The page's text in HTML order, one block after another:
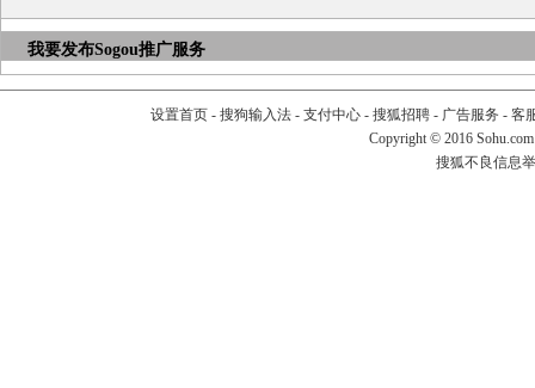
我要发布Sogou推广服务
设置首页- 搜狗输入法- 支付中心- 搜狐招聘- 广告服务 - 客
Copyright © 2016
搜狐不良信息